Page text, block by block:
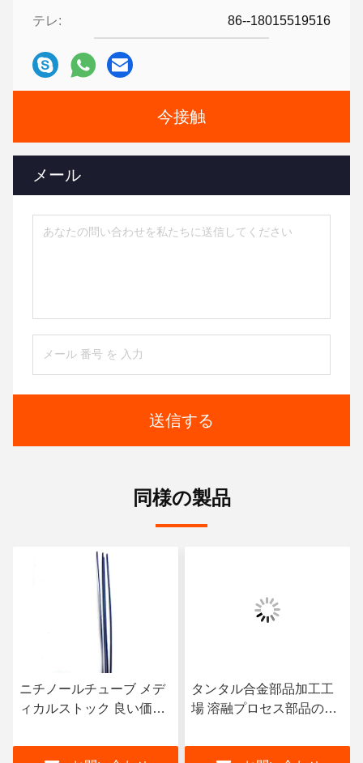
テレ: 86--18015519516
今接触
メール
送信する
同様の製品
チューブ メデ
ク 良い価格
ノールチュー
タンタル合金部品加工工
場 溶融プロセス部品のた
明るい灰色タンタル溶融
アルミニウ
マスター合
金 インゴッ